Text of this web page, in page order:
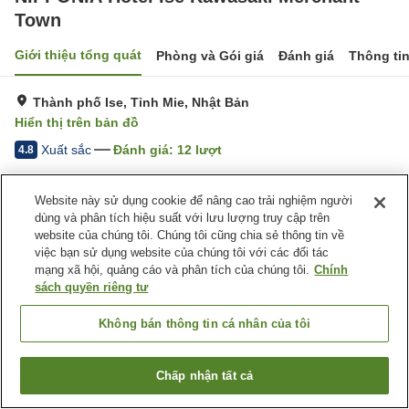
Town
Giới thiệu tổng quát Phòng và Gói giá Đánh giá Thông
Thành phố Ise, Tỉnh Mie, Nhật Bản
Hiển thị trên bản đồ
4.8 Xuất sắc Đánh giá: 12 lượt
Trang chủ Nhật Bản Tỉnh Mie
Thành phố Ise
NIPPONIA Hotel Ise Kawasaki Merchant Town
Tìm phòng trống
Website này sử dụng cookie để nâng cao trải nghiệm người
dùng và phân tích hiệu suất với lưu lượng truy cập trên
website của chúng tôi. Chúng tôi cũng chia sẻ thông tin về
việc bạn sử dụng website của chúng tôi với các đối tác
mạng xã hội, quảng cáo và phân tích của chúng tôi. Chính
sách quyền riêng tư
Không bán thông tin cá nhân của tôi
Chấp nhận tất cả